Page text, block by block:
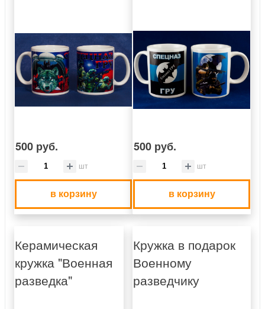
500 руб.
шт
в корзину
500 руб.
шт
в корзину
Керамическая
кружка "Военная
разведка"
Кружка в подарок
Военному
разведчику